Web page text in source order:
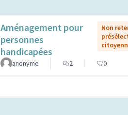
Aménagement pour
personnes
handicapées
Non
anonyme 2 0